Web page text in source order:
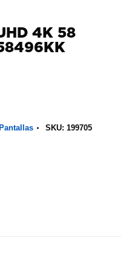
4K 58
Pantallas SKU: 199705